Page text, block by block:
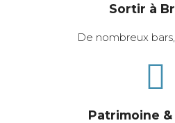
Sortir à
De nombreux
Patrimoine